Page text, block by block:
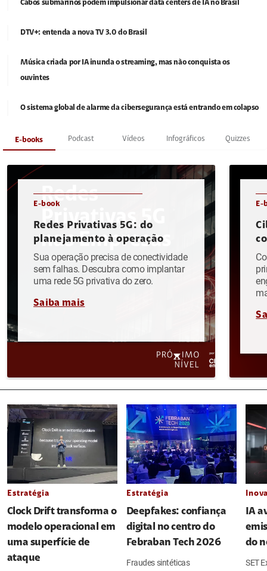
Cabos submarinos podem impulsionar data centers de IA no Brasil
DTV+: entenda a nova TV 3.0 do Brasil
Música criada por IA inunda o streaming, mas não conquista os
ouvintes
O sistema global de alarme da cibersegurança está entrando em colapso
E-books Podcast Vídeos Infográficos Quizzes
E-book
Redes Privativas 5G: do
planejamento à operação
Sua operação precisa de conectividade
sem falhas. Descubra como implantar
uma rede 5G privativa do zero.
Saiba mais
E-
Estratégia
Clock Drift transforma o
modelo operacional em
uma superfície de
ataque
Estratégia
Deepfakes: confiança
digital no centro do
Febraban Tech 2026
Fraudes sintéticas
IA
do
SET